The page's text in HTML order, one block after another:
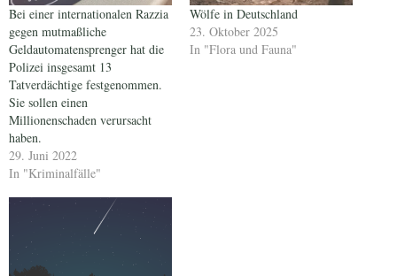
Bei einer internationalen Razzia
gegen mutmaßliche
Geldautomatensprenger hat die
Polizei insgesamt 13
Tatverdächtige festgenommen.
Sie sollen einen
Millionenschaden verursacht
haben.
29. Juni 2022
In "Kriminalfälle"
Wölfe in Deutschland
23. Oktober 2025
In "Flora und Fauna"